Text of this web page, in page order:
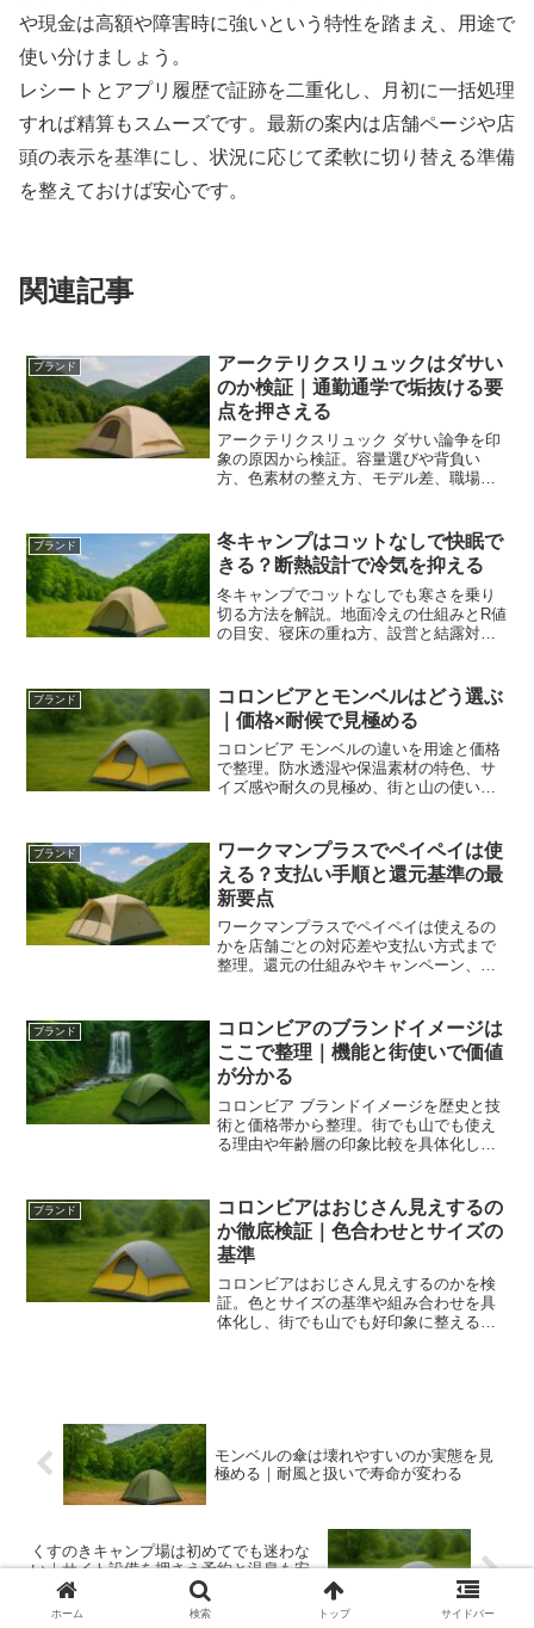
や現金は高額や障害時に強いという特性を踏まえ、用途で
使い分けましょう。
レシートとアプリ履歴で証跡を二重化し、月初に一括処理
すれば精算もスムーズです。最新の案内は店舗ページや店
頭の表示を基準にし、状況に応じて柔軟に切り替える準備
を整えておけば安心です。
関連記事
ブランド
アークテリクスリュックはダサい
のか検証｜通勤通学で垢抜ける要
点を押さえる
アークテリクスリュック ダサい論争を印
象の原因から検証。容量選びや背負い
方、色素材の整え方、モデル差、職場マ
ブランド
冬キャンプはコットなしで快眠で
きる？断熱設計で冷気を抑える
冬キャンプでコットなしでも寒さを乗り
切る方法を解説。地面冷えの仕組みとR値
の目安、寝床の重ね方、設営と結露対
ブランド
コロンビアとモンベルはどう選ぶ
｜価格×耐候で見極める
コロンビア モンベルの違いを用途と価格
で整理。防水透湿や保温素材の特色、サ
イズ感や耐久の見極め、街と山の使い分
ブランド
ワークマンプラスでペイペイは使
える？支払い手順と還元基準の最
新要点
ワークマンプラスでペイペイは使えるの
かを店舗ごとの対応差や支払い方式まで
整理。還元の仕組みやキャンペーン、レ
します。
ブランド
コロンビアのブランドイメージは
ここで整理｜機能と街使いで価値
が分かる
コロンビア ブランドイメージを歴史と技
術と価格帯から整理。街でも山でも使え
る理由や年齢層の印象比較を具体化し選
ブランド
コロンビアはおじさん見えするの
か徹底検証｜色合わせとサイズの
基準
コロンビアはおじさん見えするのかを検
証。色とサイズの基準や組み合わせを具
体化し、街でも山でも好印象に整える方
モンベルの傘は壊れやすいのか実態を見
極める｜耐風と扱いで寿命が変わる
くすのきキャンプ場は初めてでも迷わな
い｜サイト設備を押さえ予約と温泉も安
ホーム 検索 トップ サイドバー